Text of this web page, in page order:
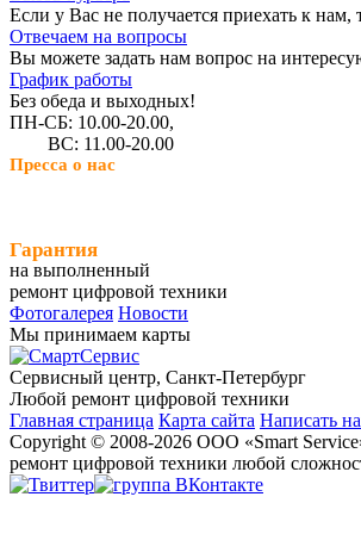
Если у Вас не получается приехать к нам,
Отвечаем на вопросы
Вы можете задать нам вопрос на
График работы
Без обеда и выходных!
ПН-СБ: 10.00-20.00,
ВС: 11.00-20.00
Пресса о нас
Гарантия
на выполненный
ремонт цифровой техники
Фотогалерея Новости
Мы принимаем карты
Сервисный центр, Cанкт-Петербург
Любой ремонт цифровой техники
Главная страница Карта сайта Написать
Copyright © 2008-2026 ООО «Smart
ремонт цифровой техники любой